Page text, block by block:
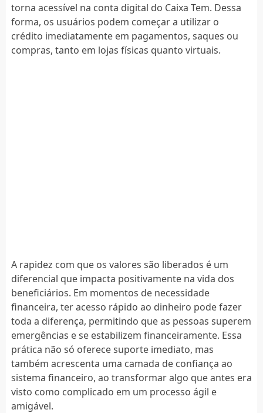
torna acessível na conta digital do Caixa Tem. Dessa
forma, os usuários podem começar a utilizar o
crédito imediatamente em pagamentos, saques ou
compras, tanto em lojas físicas quanto virtuais.
A rapidez com que os valores são liberados é um
diferencial que impacta positivamente na vida dos
beneficiários. Em momentos de necessidade
financeira, ter acesso rápido ao dinheiro pode fazer
toda a diferença, permitindo que as pessoas superem
emergências e se estabilizem financeiramente. Essa
prática não só oferece suporte imediato, mas
também acrescenta uma camada de confiança ao
sistema financeiro, ao transformar algo que antes era
visto como complicado em um processo ágil e
amigável.